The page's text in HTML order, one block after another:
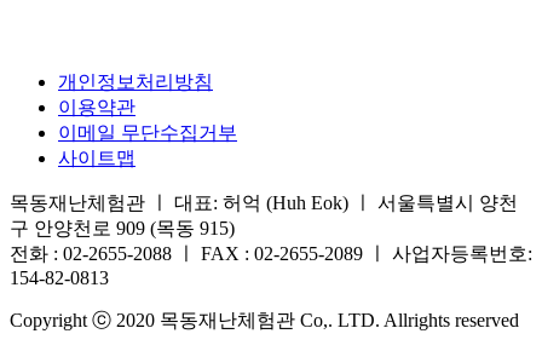
개인정보처리방침
이용약관
이메일 무단수집거부
사이트맵
목동재난체험관 ㅣ 대표: 허억 (Huh Eok) ㅣ 서울특별시 양천
구 안양천로 909 (목동 915)
전화 : 02-2655-2088 ㅣ FAX : 02-2655-2089 ㅣ 사업자등록번호:
154-82-0813
Copyright ⓒ 2020 목동재난체험관 Co,. LTD. Allrights reserved